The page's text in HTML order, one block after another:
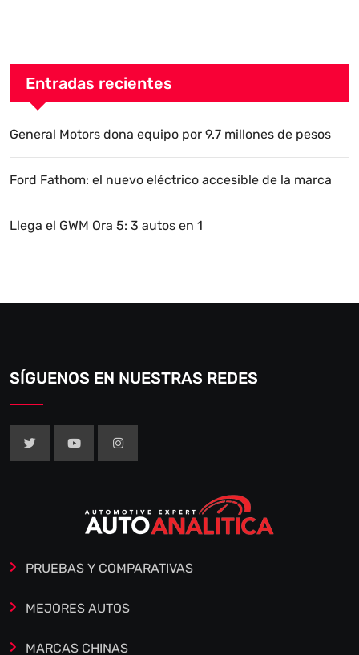
Entradas recientes
General Motors dona equipo por 9.7 millones de pesos
Ford Fathom: el nuevo eléctrico accesible de la marca
Llega el GWM Ora 5: 3 autos en 1
SÍGUENOS EN NUESTRAS REDES
PRUEBAS Y COMPARATIVAS
MEJORES AUTOS
MARCAS CHINAS